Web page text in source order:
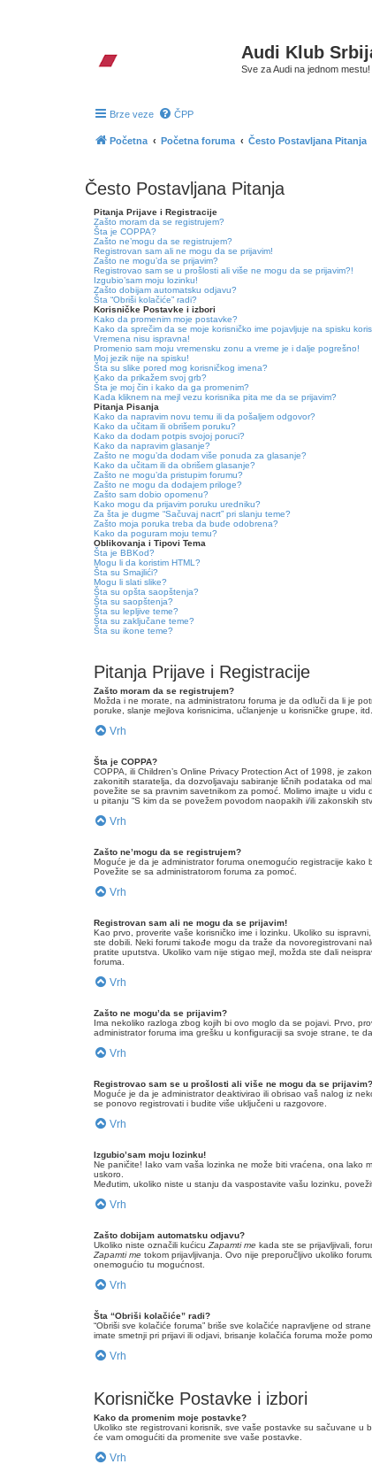
Audi Klub
Sve za Audi na jednom mestu!
Brze veze ČPP
Početna Početna foruma Često Postavljana Pitanja
Često Postavljana Pitanja
Pitanja Prijave i Registracije
Zašto moram da se registrujem?
Šta je COPPA?
Zašto ne’mogu da se registrujem?
Registrovan sam ali ne mogu da se prijavim!
Zašto ne mogu’da se prijavim?
Registrovao sam se u prošlosti ali više ne mogu da se prijavim?!
Izgubio’sam moju lozinku!
Zašto dobijam automatsku odjavu?
Šta “Obriši kolačiće” radi?
Korisničke Postavke i izbori
Kako da promenim moje postavke?
Kako da sprečim da se moje korisničko ime pojavljuje na spisku
Vremena nisu ispravna!
Promenio sam moju vremensku zonu a vreme je i dalje pogrešno!
Moj jezik nije na spisku!
Šta su slike pored mog korisničkog imena?
Kako da prikažem svoj grb?
Šta je moj čin i kako da ga promenim?
Kada kliknem na mejl vezu korisnika pita me da se prijavim?
Pitanja Pisanja
Kako da napravim novu temu ili da pošaljem odgovor?
Kako da učitam ili obrišem poruku?
Kako da dodam potpis svojoj poruci?
Kako da napravim glasanje?
Zašto ne mogu’da dodam više ponuda za glasanje?
Kako da učitam ili da obrišem glasanje?
Zašto ne mogu’da pristupim forumu?
Zašto ne mogu da dodajem priloge?
Zašto sam dobio opomenu?
Kako mogu da prijavim poruku uredniku?
Za šta je dugme “Sačuvaj nacrt” pri slanju teme?
Zašto moja poruka treba da bude odobrena?
Kako da poguram moju temu?
Oblikovanja i Tipovi Tema
Šta je BBKod?
Mogu li da koristim HTML?
Šta su Smajlići?
Mogu li slati slike?
Šta su opšta saopštenja?
Šta su saopštenja?
Šta su lepljive teme?
Šta su zaključane teme?
Šta su ikone teme?
Pitanja Prijave i Registracije
Zašto moram da se registrujem?
Možda i ne morate, na administratoru foruma je da odluči da li je
poruke, slanje mejlova korisnicima, učlanjenje u korisničke grupe,
Vrh
Šta je COPPA?
COPPA, ili Children’s Online Privacy Protection Act of 1998, je
zakonitih staratelja, da dozvoljavaju sabiranje ličnih podataka od
povežite se sa pravnim savetnikom za pomoć. Molimo imajte u
u pitanju “S kim da se povežem povodom naopakih i/ili zakonskih
Vrh
Zašto ne’mogu da se registrujem?
Moguće je da je administrator foruma onemogućio registracije
Povežite se sa administratorom foruma za pomoć.
Vrh
Registrovan sam ali ne mogu da se prijavim!
Kao prvo, proverite vaše korisničko ime i lozinku. Ukoliko su
ste dobili. Neki forumi takođe mogu da traže da novoregistrovani
pratite uputstva. Ukoliko vam nije stigao mejl, možda ste dali
foruma.
Vrh
Zašto ne mogu’da se prijavim?
Ima nekoliko razloga zbog kojih bi ovo moglo da se pojavi. Prvo,
administrator foruma ima grešku u konfiguraciji sa svoje strane, te
Vrh
Registrovao sam se u prošlosti ali više ne mogu da se
Moguće je da je administrator deaktivirao ili obrisao vaš nalog iz
se ponovo registrovati i budite više uključeni u razgovore.
Vrh
Izgubio’sam moju lozinku!
Ne paničite! Iako vam vaša lozinka ne može biti vraćena, ona lako
uskoro.
Međutim, ukoliko niste u stanju da vaspostavite vašu lozinku,
Vrh
Zašto dobijam automatsku odjavu?
Ukoliko niste označili kućicu Zapamti me kada ste se prijavljivali,
Zapamti me tokom prijavljivanja. Ovo nije preporučljivo ukoliko
onemogućio tu mogućnost.
Vrh
Šta “Obriši kolačiće” radi?
“Obriši sve kolačiće foruma” briše sve kolačiće napravljene od
imate smetnji pri prijavi ili odjavi, brisanje kolačića foruma može
Vrh
Korisničke Postavke i izbori
Kako da promenim moje postavke?
Ukoliko ste registrovani korisnik, sve vaše postavke su sačuvane u
će vam omogućiti da promenite sve vaše postavke.
Vrh